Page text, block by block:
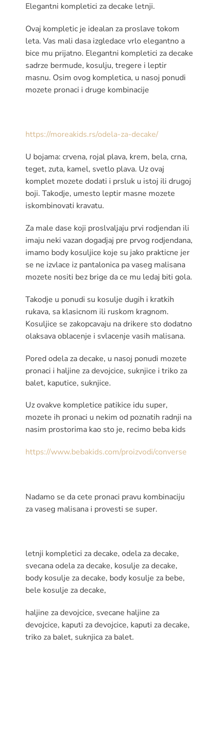
Elegantni kompletici za decake letnji.
Ovaj kompletic je idealan za proslave tokom
leta. Vas mali dasa izgledace vrlo elegantno a
bice mu prijatno. Elegantni kompletici za decake
sadrze bermude, kosulju, tregere i leptir
masnu. Osim ovog kompletica, u nasoj ponudi
mozete pronaci i druge kombinacije
https://moreakids.rs/odela-za-decake/
U bojama: crvena, rojal plava, krem, bela, crna,
teget, zuta, kamel, svetlo plava. Uz ovaj
komplet mozete dodati i prsluk u istoj ili drugoj
boji. Takodje, umesto leptir masne mozete
iskombinovati kravatu.
Za male dase koji proslvaljaju prvi rodjendan ili
imaju neki vazan dogadjaj pre prvog rodjendana,
imamo body kosuljice koje su jako prakticne jer
se ne izvlace iz pantalonica pa vaseg malisana
mozete nositi bez brige da ce mu ledaj biti gola.
Takodje u ponudi su kosulje dugih i kratkih
rukava, sa klasicnom ili ruskom kragnom.
Kosuljice se zakopcavaju na drikere sto dodatno
olaksava oblacenje i svlacenje vasih malisana.
Pored odela za decake, u nasoj ponudi mozete
pronaci i haljine za devojcice, suknjice i triko za
balet, kaputice, suknjice.
Uz ovakve kompletice patikice idu super,
mozete ih pronaci u nekim od poznatih radnji na
nasim prostorima kao sto je, recimo beba kids
https://www.bebakids.com/proizvodi/converse
Nadamo se da cete pronaci pravu kombinaciju
za vaseg malisana i provesti se super.
letnji kompletici za decake, odela za decake,
svecana odela za decake, kosulje za decake,
body kosulje za decake, body kosulje za bebe,
bele kosulje za decake,
haljine za devojcice, svecane haljine za
devojcice, kaputi za devojcice, kaputi za decake,
triko za balet, suknjica za balet.